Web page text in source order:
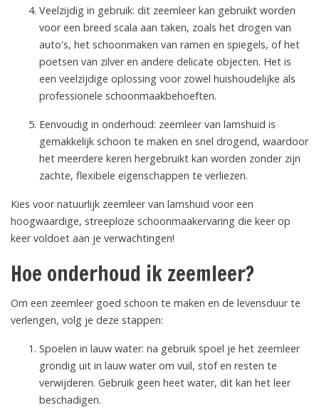
Veelzijdig in gebruik: dit zeemleer kan gebruikt worden
voor een breed scala aan taken, zoals het drogen van
auto's, het schoonmaken van ramen en spiegels, of het
poetsen van zilver en andere delicate objecten. Het is
een veelzijdige oplossing voor zowel huishoudelijke als
professionele schoonmaakbehoeften.
Eenvoudig in onderhoud: zeemleer van lamshuid is
gemakkelijk schoon te maken en snel drogend, waardoor
het meerdere keren hergebruikt kan worden zonder zijn
zachte, flexibele eigenschappen te verliezen.
Kies voor natuurlijk zeemleer van lamshuid voor een
hoogwaardige, streeploze schoonmaakervaring die keer op
keer voldoet aan je verwachtingen!
Hoe onderhoud ik zeemleer?
Om een zeemleer goed schoon te maken en de levensduur te
verlengen, volg je deze stappen:
Spoelen in lauw water: na gebruik spoel je het zeemleer
grondig uit in lauw water om vuil, stof en resten te
verwijderen. Gebruik geen heet water, dit kan het leer
beschadigen.